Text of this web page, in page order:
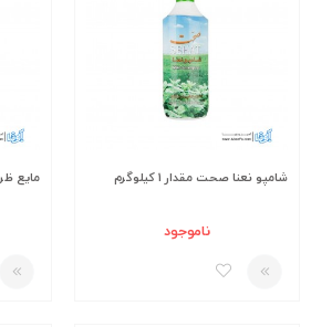
شامپو نعنا صحت مقدار 1 کیلوگرم
ناموجود